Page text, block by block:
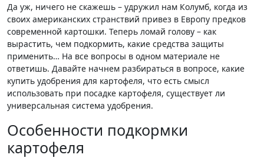
Да уж, ничего не скажешь – удружил нам Колумб, когда из
своих американских странствий привез в Европу предков
современной картошки. Теперь ломай голову – как
вырастить, чем подкормить, какие средства защиты
применить… На все вопросы в одном материале не
ответишь. Давайте начнем разбираться в вопросе, какие
купить удобрения для картофеля, что есть смысл
использовать при посадке картофеля, существует ли
универсальная система удобрения.
Особенности подкормки
картофеля